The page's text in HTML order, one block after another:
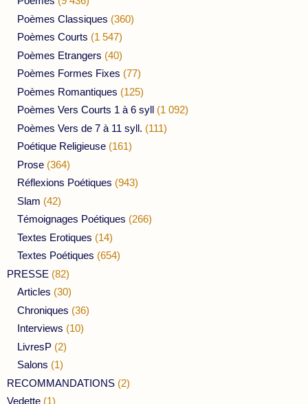
Poèmes Classiques (360)
Poèmes Courts (1 547)
Poèmes Etrangers (40)
Poèmes Formes Fixes (77)
Poèmes Romantiques (125)
Poèmes Vers Courts 1 à 6 syll (1 092)
Poèmes Vers de 7 à 11 syll. (111)
Poétique Religieuse (161)
Prose (364)
Réflexions Poétiques (943)
Slam (42)
Témoignages Poétiques (266)
Textes Erotiques (14)
Textes Poétiques (654)
PRESSE (82)
Articles (30)
Chroniques (36)
Interviews (10)
LivresP (2)
Salons (1)
RECOMMANDATIONS (2)
Vedette (1)